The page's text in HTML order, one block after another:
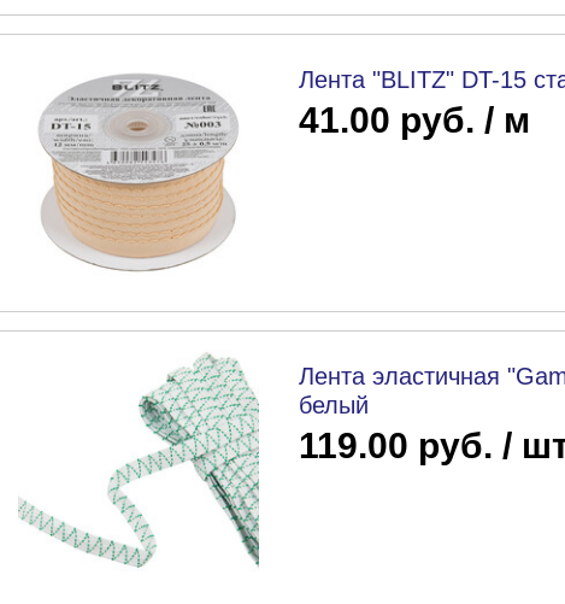
Лента "BLITZ" DT-15
41.00 руб. / м
Лента эластичная
белый
119.00 руб. /